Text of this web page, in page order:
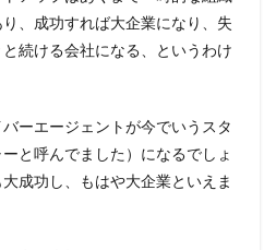
、成功すれば大企業になり、失
続ける会社になる、というわけ
ーエージェントが今でいうスタ
と呼んでました）になるでしょ
成功し、もはや大企業といえま